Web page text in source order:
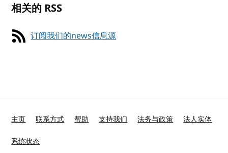
相关的 RSS
订阅我们的news信息源
主页 联系方式 帮助 支持我们 法务与政策 法人实体
系统状态